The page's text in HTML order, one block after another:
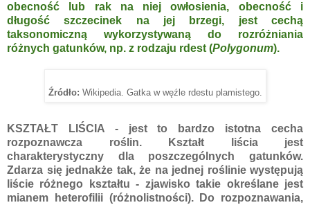
obecność lub rak na niej owłosienia, obecność i
długość szczecinek na jej brzegi, jest cechą
taksonomiczną wykorzystywaną do rozróżniania
różnych gatunków, np. z rodzaju rdest (Polygonum).
Źródło: Wikipedia. Gatka w węźle rdestu plamistego.
KSZTAŁT LIŚCIA - jest to bardzo istotna cecha
rozpoznawcza roślin. Kształt liścia jest
charakterystyczny dla poszczególnych gatunków.
Zdarza się jednakże tak, że na jednej roślinie występują
liście różnego kształtu - zjawisko takie określane jest
mianem heterofilii (różnolistności). Do rozpoznawania,